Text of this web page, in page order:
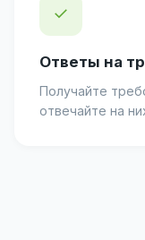
✓
Ответы на
Получайте
отвечайте на